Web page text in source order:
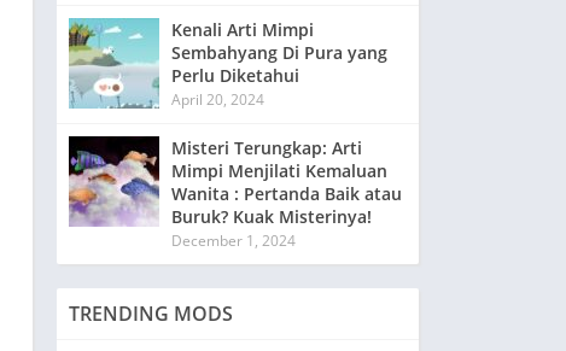
Kenali Arti Mimpi
Sembahyang Di Pura yang
Perlu Diketahui
April 20, 2024
Misteri Terungkap: Arti
Mimpi Menjilati Kemaluan
Wanita : Pertanda Baik atau
Buruk? Kuak Misterinya!
December 1, 2024
TRENDING MODS